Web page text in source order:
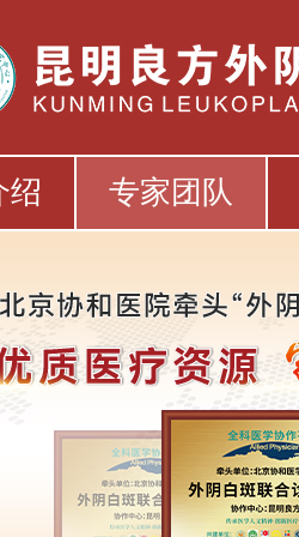
绍 专家团队